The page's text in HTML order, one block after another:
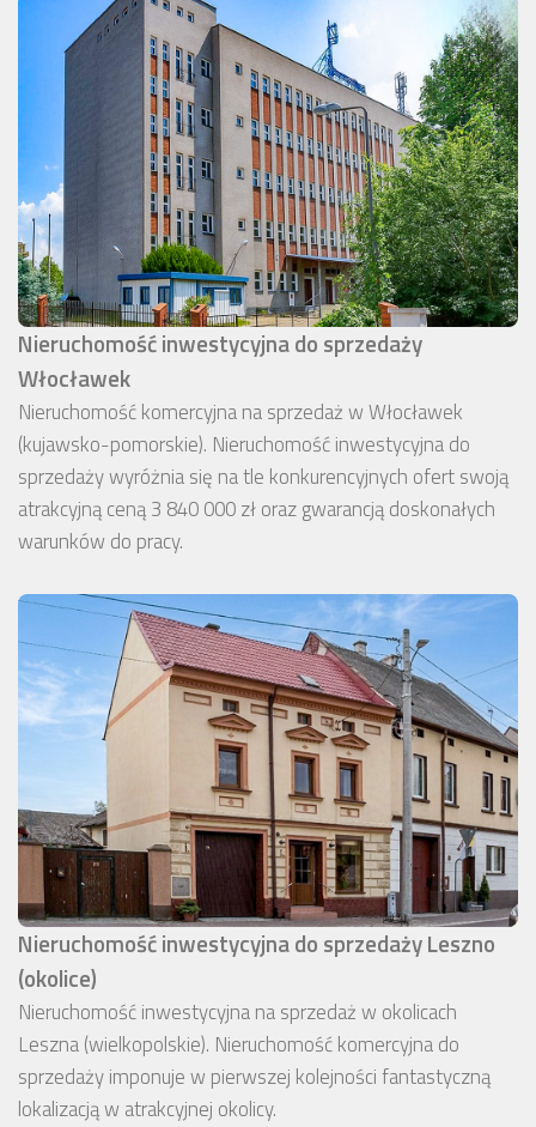
Nieruchomość inwestycyjna do sprzedaży
Włocławek
Nieruchomość komercyjna na sprzedaż w Włocławek
(kujawsko-pomorskie). Nieruchomość inwestycyjna do
sprzedaży wyróżnia się na tle konkurencyjnych ofert swoją
atrakcyjną ceną 3 840 000 zł oraz gwarancją doskonałych
warunków do pracy.
Nieruchomość inwestycyjna do sprzedaży Leszno
(okolice)
Nieruchomość inwestycyjna na sprzedaż w okolicach
Leszna (wielkopolskie). Nieruchomość komercyjna do
sprzedaży imponuje w pierwszej kolejności fantastyczną
lokalizacją w atrakcyjnej okolicy.